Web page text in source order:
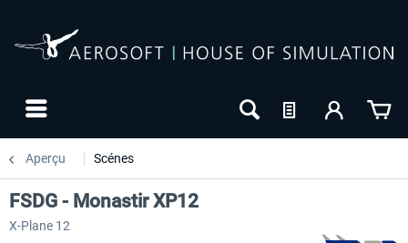
Aperçu Scénes
FSDG - Monastir XP12
X-Plane 12